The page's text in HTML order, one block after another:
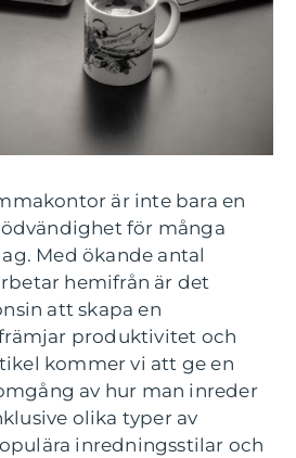
är inte bara en
för många
Med ökande antal
hemifrån är det
att skapa en
produktivitet och
kommer vi att ge en
av hur man inreder
olika typer av
inredningsstilar och